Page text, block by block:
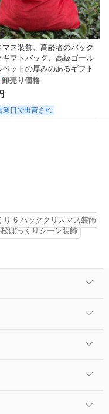
マス装飾、高齢者のバック
ギフトバッグ、高級ゴール
ベットの厚みのあるギフト
大きな巾着キャンディバ
卸売り価格
業日で出荷され
り 6 パッククリスマス装飾
ぼっくりシーン装飾